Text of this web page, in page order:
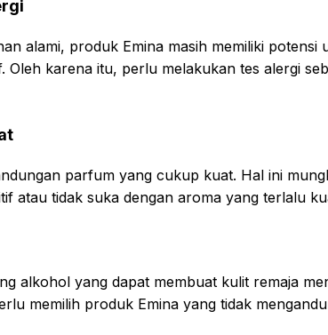
alami, produk Emina masih memiliki potensi
Oleh karena itu, perlu melakukan tes alergi
parfum yang cukup kuat. Hal ini
atau tidak suka dengan aroma yang terlalu
alkohol yang dapat membuat kulit remaja
memilih produk Emina yang tidak